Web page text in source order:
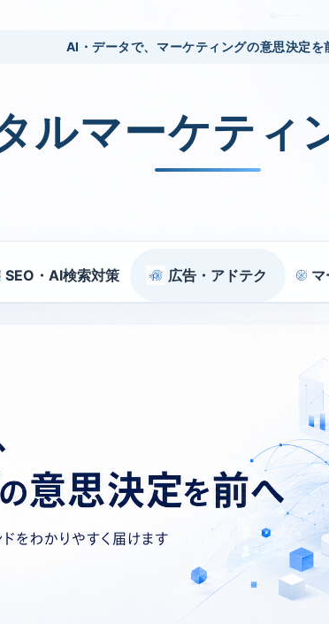
AI・データで、マーケティングの意思決定を
ルマーケティ
SEO・AI検索対策 広告・アドテク